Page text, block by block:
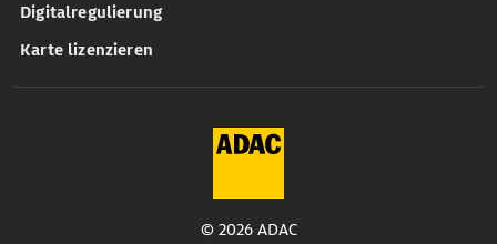
Digitalregulierung
Karte lizenzieren
© 2026 ADAC